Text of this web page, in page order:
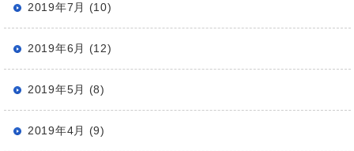
2019年7月 (10)
2019年6月 (12)
2019年5月 (8)
2019年4月 (9)